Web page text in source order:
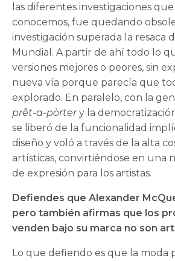
las diferentes investigaciones
conocemos, fue quedando
investigación superada la resaca
Mundial. A partir de ahí todo lo
versiones mejores o peores, sin
nueva vía porque parecía que
explorado. En paralelo, con la
prêt-a-pòrtery la
se liberó de la funcionalidad
diseño y voló a través de la alta
artísticas, convirtiéndose en una
de expresión para los artistas.
Defiendes que Alexander
pero también afirmas que los
venden bajo su marca no son
Lo que defiendo es que la moda